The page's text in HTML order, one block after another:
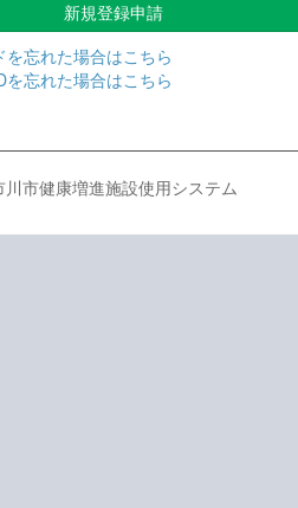
新規登録申請
を忘れた場合はこちら
を忘れた場合はこちら
川市健康増進施設使用システム